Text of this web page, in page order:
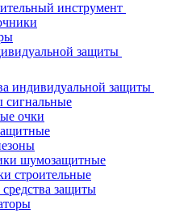
инструмент
защиты
индивидуальной защиты
очки
шумозащитные
строительные
защиты